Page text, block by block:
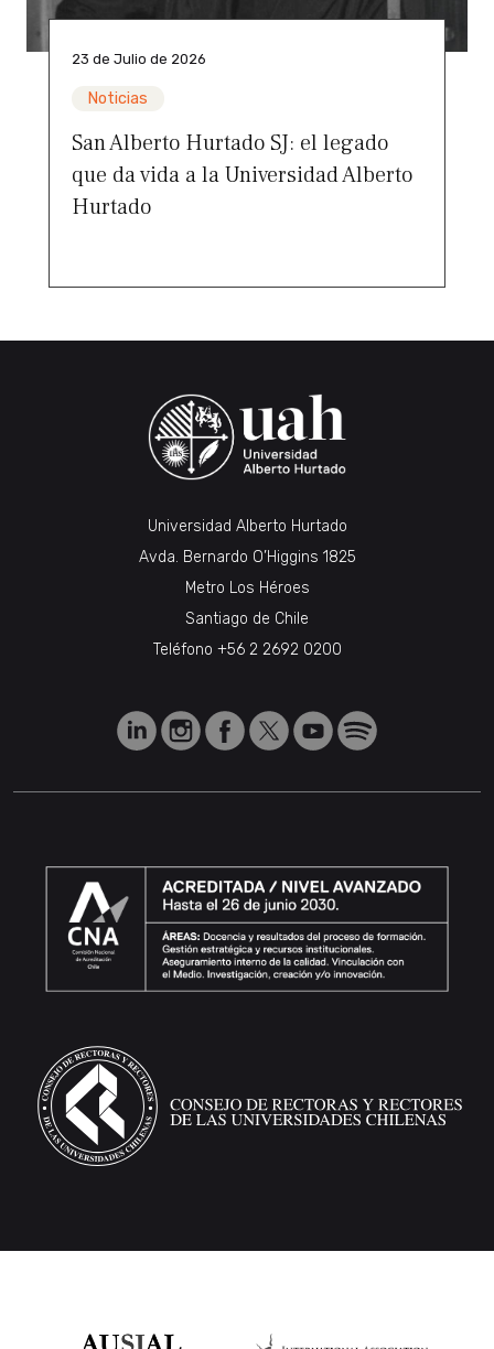
23 de Julio de 2026
Noticias
San Alberto Hurtado SJ: el legado
que da vida a la Universidad Alberto
Hurtado
Universidad Alberto Hurtado
Avda. Bernardo O’Higgins 1825
Metro Los Héroes
Santiago de Chile
Teléfono +56 2 2692 0200